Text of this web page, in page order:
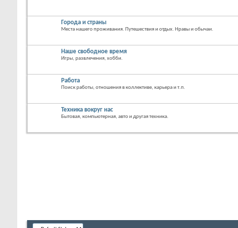
Города и страны
Места нашего проживания. Путешествия и отдых. Нравы и обычаи.
Наше свободное время
Игры, развлечения, хобби.
Работа
Поиск работы, отношения в коллективе, карьера и т.п.
Техника вокруг нас
Бытовая, компьютерная, авто и другая техника.